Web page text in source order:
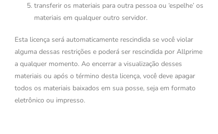
transferir os materiais para outra pessoa ou ‘espelhe’ os
materiais em qualquer outro servidor.
Esta licença será automaticamente rescindida se você violar
alguma dessas restrições e poderá ser rescindida por Allprime
a qualquer momento. Ao encerrar a visualização desses
materiais ou após o término desta licença, você deve apagar
todos os materiais baixados em sua posse, seja em formato
eletrônico ou impresso.